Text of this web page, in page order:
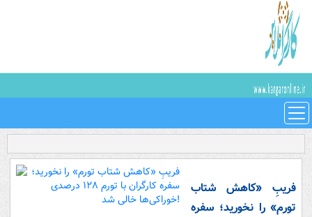
فریبِ «کاهش شتاب
تورم» را نخورید؛ سفره